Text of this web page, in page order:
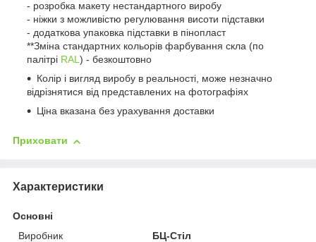
- розробка макету нестандартного виробу
- ніжки з можливістю регулювання висоти підставки
- додаткова упаковка підставки в пінопласт
**Зміна стандартних кольорів фарбування скла (по
палітрі RAL) - безкоштовно
Колір і вигляд виробу в реальності, може незначно
відрізнятися від представлених на фотографіях
Ціна вказана без урахування доставки
Приховати
Характеристики
Основні
Виробник
БЦ-Стіл